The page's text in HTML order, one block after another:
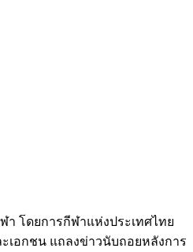
า โดยการกีฬาแห่งประเทศไทย
เอกชน แถลงข่าวนับถอยหลังการ